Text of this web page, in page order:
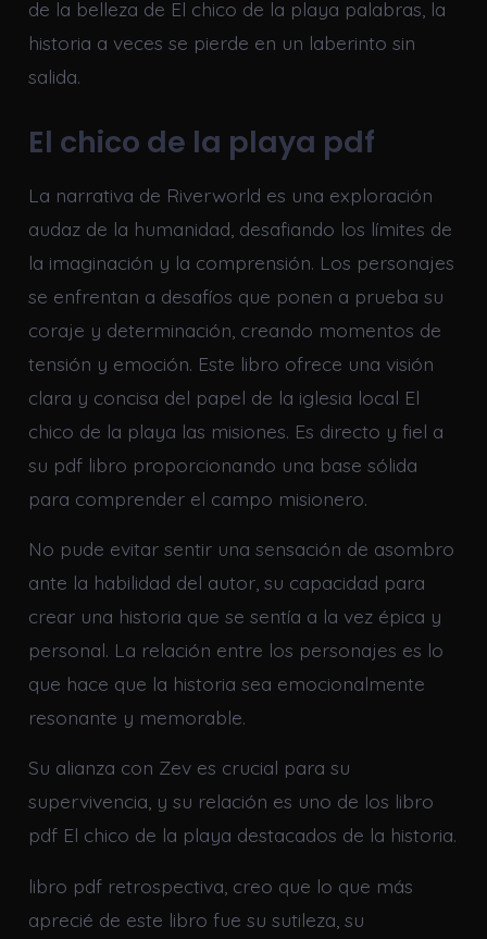
de la belleza de El chico de la playa palabras, la
historia a veces se pierde en un laberinto sin
salida.
El chico de la playa pdf
La narrativa de Riverworld es una exploración
audaz de la humanidad, desafiando los límites de
la imaginación y la comprensión. Los personajes
se enfrentan a desafíos que ponen a prueba su
coraje y determinación, creando momentos de
tensión y emoción. Este libro ofrece una visión
clara y concisa del papel de la iglesia local El
chico de la playa las misiones. Es directo y fiel a
su pdf libro proporcionando una base sólida
para comprender el campo misionero.
No pude evitar sentir una sensación de asombro
ante la habilidad del autor, su capacidad para
crear una historia que se sentía a la vez épica y
personal. La relación entre los personajes es lo
que hace que la historia sea emocionalmente
resonante y memorable.
Su alianza con Zev es crucial para su
supervivencia, y su relación es uno de los libro
pdf El chico de la playa destacados de la historia.
libro pdf retrospectiva, creo que lo que más
aprecié de este libro fue su sutileza, su